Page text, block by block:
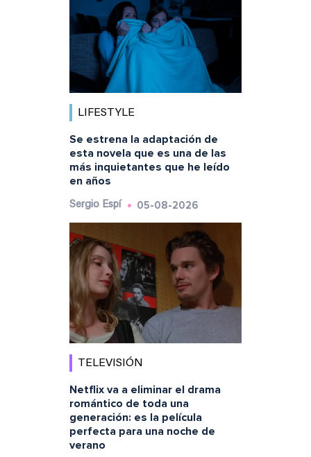
LIFESTYLE
Se estrena la adaptación de
esta novela que es una de las
más inquietantes que he leído
en años
Sergio Espí 05-08-2026
TELEVISIÓN
Netflix va a eliminar el drama
romántico de toda una
generación: es la película
perfecta para una noche de
verano